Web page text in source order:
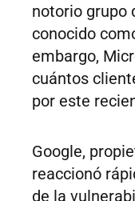
notorio grupo
conocido
embargo,
cuántos
por este
Google,
reaccionó
de la